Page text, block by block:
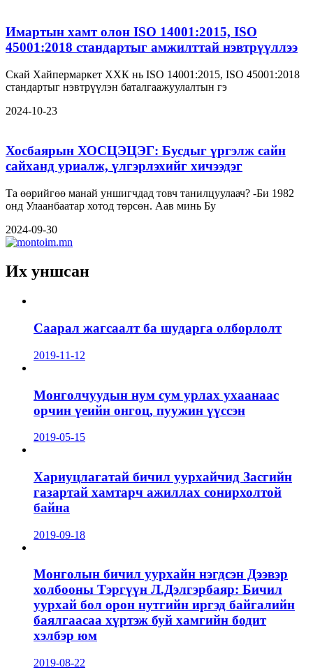
Имартын хамт олон ISO 14001:2015, ISO
45001:2018 стандартыг амжилттай нэвтрүүллээ
Скай Хайпермаркет ХХК нь ISO 14001:2015, ISO 45001:2018
стандартыг нэвтрүүлэн баталгаажуулалтын гэ
2024-10-23
Хосбаярын ХОСЦЭЦЭГ: Бусдыг үргэлж сайн
сайханд уриалж, үлгэрлэхийг хичээдэг
Та өөрийгөө манай уншигчдад товч танилцуулаач? -Би 1982
онд Улаанбаатар хотод төрсөн. Аав минь Бу
2024-09-30
Их уншсан
Саарал жагсаалт ба шударга олборлолт
2019-11-12
Монголчуудын нум сум урлах ухаанаас
орчин үеийн онгоц, пуужин үүссэн
2019-05-15
Хариуцлагатай бичил уурхайчид Засгийн
газартай хамтарч ажиллах сонирхолтой
байна
2019-09-18
Монголын бичил уурхайн нэгдсэн Дээвэр
холбооны Тэргүүн Л.Дэлгэрбаяр: Бичил
уурхай бол орон нутгийн иргэд байгалийн
баялгаасаа хүртэж буй хамгийн бодит
хэлбэр юм
2019-08-22